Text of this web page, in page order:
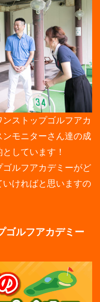
ストップゴルフアカ
モニターさん達の成
しています！
ルフアカデミーがど
ければと思いますの
ゴルフアカデミー